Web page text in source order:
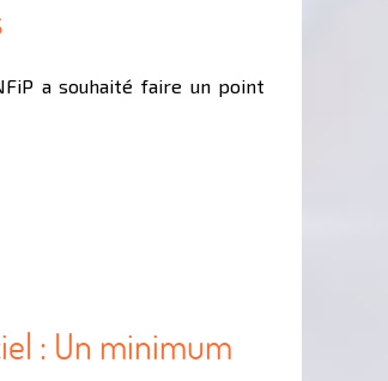
a souhaité faire un point
: Un minimum